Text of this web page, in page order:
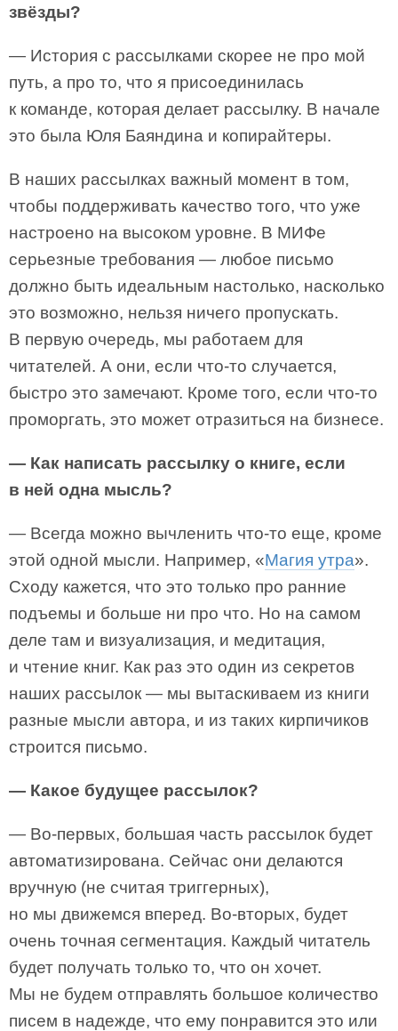
звёзды?
— История с рассылками скорее не про мой
путь, а про то, что я присоединилась
к команде, которая делает рассылку. В начале
это была Юля Баяндина и копирайтеры.
В наших рассылках важный момент в том,
чтобы поддерживать качество того, что уже
настроено на высоком уровне. В МИФе
серьезные требования — любое письмо
должно быть идеальным настолько, насколько
это возможно, нельзя ничего пропускать.
В первую очередь, мы работаем для
читателей. А они, если что-то случается,
быстро это замечают. Кроме того, если что-то
проморгать, это может отразиться на бизнесе.
— Как написать рассылку о книге, если
в ней одна мысль?
— Всегда можно вычленить что-то еще, кроме
этой одной мысли. Например, «Магия утра».
Сходу кажется, что это только про ранние
подъемы и больше ни про что. Но на самом
деле там и визуализация, и медитация,
и чтение книг. Как раз это один из секретов
наших рассылок — мы вытаскиваем из книги
разные мысли автора, и из таких кирпичиков
строится письмо.
— Какое будущее рассылок?
— Во-первых, большая часть рассылок будет
автоматизирована. Сейчас они делаются
вручную (не считая триггерных),
но мы движемся вперед. Во-вторых, будет
очень точная сегментация. Каждый читатель
будет получать только то, что он хочет.
Мы не будем отправлять большое количество
писем в надежде, что ему понравится это или